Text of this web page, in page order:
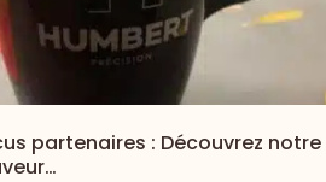
partenaires : Découvrez notre